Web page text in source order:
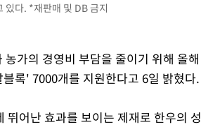
있다. *재판매 및 DB 금지
가의 경영비 부담을 줄이기 위해 올해
록' 7000개를 지원한다고 6일 밝혔다.
어난 효과를 보이는 제재로 한우의 성